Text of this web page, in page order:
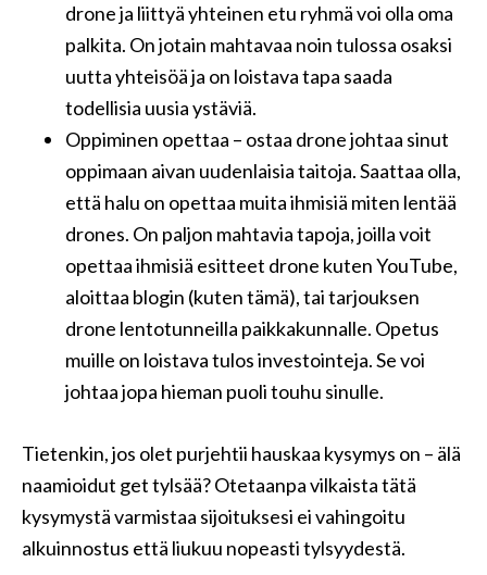
drone ja liittyä yhteinen etu ryhmä voi olla oma
palkita. On jotain mahtavaa noin tulossa osaksi
uutta yhteisöä ja on loistava tapa saada
todellisia uusia ystäviä.
Oppiminen opettaa – ostaa drone johtaa sinut
oppimaan aivan uudenlaisia ​​taitoja. Saattaa olla,
että halu on opettaa muita ihmisiä miten lentää
drones. On paljon mahtavia tapoja, joilla voit
opettaa ihmisiä esitteet drone kuten YouTube,
aloittaa blogin (kuten tämä), tai tarjouksen
drone lentotunneilla paikkakunnalle. Opetus
muille on loistava tulos investointeja. Se voi
johtaa jopa hieman puoli touhu sinulle.
Tietenkin, jos olet purjehtii hauskaa kysymys on – älä
naamioidut get tylsää? Otetaanpa vilkaista tätä
kysymystä varmistaa sijoituksesi ei vahingoitu
alkuinnostus että liukuu nopeasti tylsyydestä.